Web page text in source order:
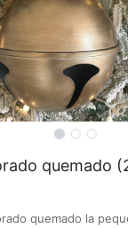
quemado
quemado la